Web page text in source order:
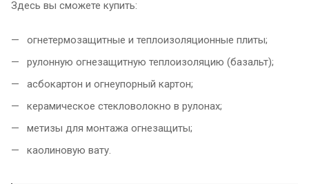
Здесь вы сможете купить:
огнетермозащитные и теплоизоляционные плиты;
рулонную огнезащитную теплоизоляцию (базальт);
асбокартон и огнеупорный картон;
керамическое стекловолокно в рулонах;
метизы для монтажа огнезащиты;
каолиновую вату.